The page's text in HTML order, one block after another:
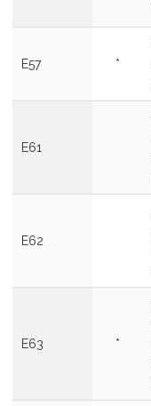
E57 *
E61
E62
E63 *